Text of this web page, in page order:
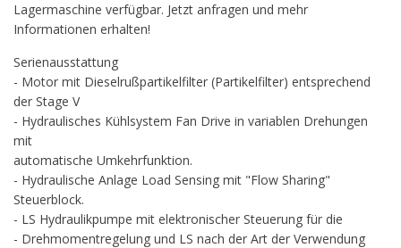
Lagermaschine verfügbar. Jetzt anfragen und mehr
Informationen erhalten!
Serienausstattung
- Motor mit Dieselrußpartikelfilter (Partikelfilter) entsprechend
der Stage V
- Hydraulisches Kühlsystem Fan Drive in variablen Drehungen
mit
automatische Umkehrfunktion.
- Hydraulische Anlage Load Sensing mit "Flow Sharing"
Steuerblock.
- LS Hydraulikpumpe mit elektronischer Steuerung für die
- Drehmomentregelung und LS nach der Art der Verwendung